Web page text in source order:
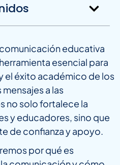
educativa
esencial para
el éxito académico de los
a las
no solo fortalece la
y educadores, sino que
de confianza y apoyo.
por qué es